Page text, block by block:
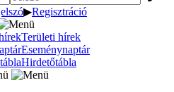
▶Regisztráció
Területi hírek
Eseménynaptár
Hirdetőtábla